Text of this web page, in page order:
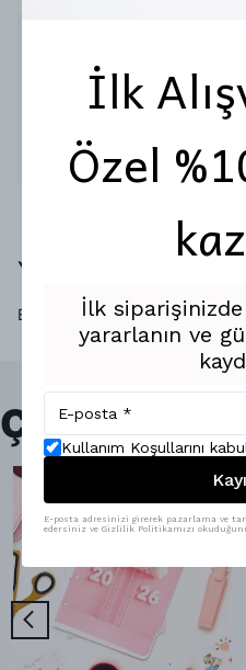
Kuşe kağıda parlak baskı
Ürün çerçevesizdir.
Devamını Göster
Yorumlar
Bu ürün için henüz yorum
Çok Satanlar
İlk
Özel
İlk
yararlanın ve
Kullanım Koşullarını
E-posta adresinizi girerek pazarlama ve
edersiniz ve Gizlilik Politikamızı